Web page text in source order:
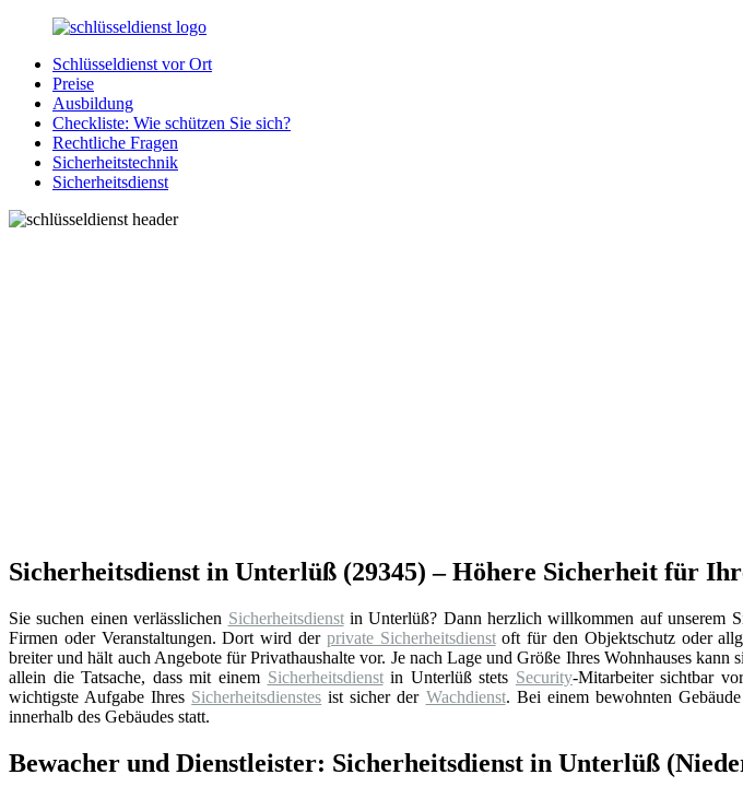
Zurück
Inhalt
SchluesseldienstDirekt.de
Ihre
Notlage
wird
gelöst!
Schlüsseldienst vor Ort
Preise
Ausbildung
Checkliste: Wie schützen Sie sich?
Rechtliche Fragen
Sicherheitstechnik
Sicherheitsdienst
Sicherheitsdienst in Unterlüß (29345) – Höhere Sicherheit für
Sie suchen einen verlässlichen Sicherheitsdienstin Unterlüß? Dann herzlich willkommen auf unserem
Firmen oder Veranstaltungen. Dort wird der private Sicherheitsdienstoft für den Objektschutz oder
breiter und hält auch Angebote für Privathaushalte vor. Je nach Lage und Größe Ihres Wohnhauses kann
allein die Tatsache, dass mit einem Sicherheitsdienstin Unterlüß stets Security-Mitarbeiter sichtbar
wichtigste Aufgabe Ihres Sicherheitsdienstes ist sicher der Wachdienst. Bei einem bewohnten
innerhalb des Gebäudes statt.
Bewacher und Dienstleister: Sicherheitsdienst in Unterlüß